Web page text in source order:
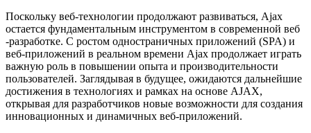
Поскольку веб-технологии продолжают развиваться, Ajax
остается фундаментальным инструментом в современной веб
-разработке. С ростом одностраничных приложений (SPA) и
веб-приложений в реальном времени Ajax продолжает играть
важную роль в повышении опыта и производительности
пользователей. Заглядывая в будущее, ожидаются дальнейшие
достижения в технологиях и рамках на основе AJAX,
открывая для разработчиков новые возможности для создания
инновационных и динамичных веб-приложений.